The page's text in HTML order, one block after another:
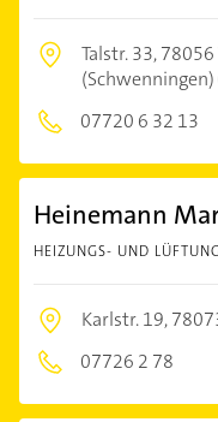
Talstr. 33,
(Schwenningen)
07720 6 32 13
Heinemann
HEIZUNGS- UND
Karlstr. 19,
07726 2 78